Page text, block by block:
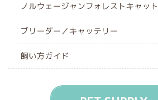
ノルウェージャンフォレストキャット
ブリーダー／キャッテリー
飼い方ガイド